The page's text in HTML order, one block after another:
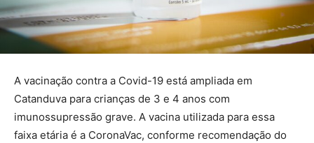
A vacinação contra a Covid-19 está ampliada em
Catanduva para crianças de 3 e 4 anos com
imunossupressão grave. A vacina utilizada para essa
faixa etária é a CoronaVac, conforme recomendação do